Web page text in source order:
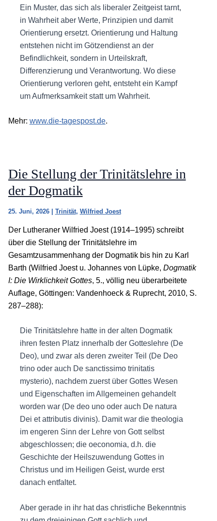
Ein Muster, das sich als liberaler Zeitgeist tarnt,
in Wahrheit aber Werte, Prinzipien und damit
Orientierung ersetzt. Orientierung und Haltung
entstehen nicht im Götzendienst an der
Befindlichkeit, sondern in Urteilskraft,
Differenzierung und Verantwortung. Wo diese
Orientierung verloren geht, entsteht ein Kampf
um Aufmerksamkeit statt um Wahrheit.
Mehr: www.die-tagespost.de.
Die Stellung der Trinitätslehre in
der Dogmatik
25. Juni, 2026 Trinität, Wilfried Joest
Der Lutheraner Wilfried Joest (1914–1995) schreibt
über die Stellung der Trinitätslehre im
Gesamtzusammenhang der Dogmatik bis hin zu Karl
Barth (Wilfried Joest u. Johannes von Lüpke, Dogmatik
I: Die Wirklichkeit Gottes, 5., völlig neu überarbeitete
Auflage, Göttingen: Vandenhoeck & Ruprecht, 2010, S.
287–288):
Die Trinitätslehre hatte in der alten Dogmatik
ihren festen Platz innerhalb der Gotteslehre (De
Deo), und zwar als deren zweiter Teil (De Deo
trino oder auch De sanctissimo trinitatis
mysterio), nachdem zuerst über Gottes Wesen
und Eigenschaften im Allgemeinen gehandelt
worden war (De deo uno oder auch De natura
Dei et attributis divinis). Damit war die theologia
im engeren Sinn der Lehre von Gott selbst
abgeschlossen; die oeconomia, d.h. die
Geschichte der Heilszuwendung Gottes in
Christus und im Heiligen Geist, wurde erst
danach entfaltet.
Aber gerade in ihr hat das christliche Bekenntnis